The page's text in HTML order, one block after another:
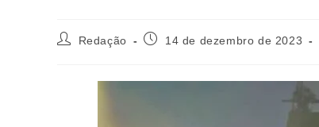
Redação 14 de dezembro de 2023